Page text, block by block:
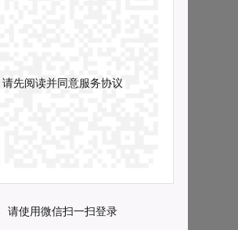
请先阅读并同意服务协议
请使用微信扫一扫登录